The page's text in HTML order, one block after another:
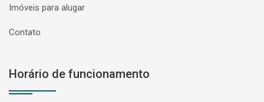
Imóveis para alugar
Contato
Horário de funcionamento